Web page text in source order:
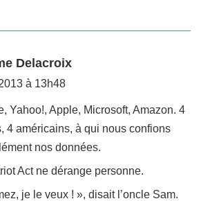
Delacroix
à 13h48
Yahoo!, Apple, Microsoft, Amazon. 4
4 américains, à qui nous confions
nos données.
Act ne dérange personne.
je le veux ! », disait l’oncle Sam.